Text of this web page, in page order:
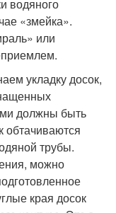
водяного
«змейка».
или
укладку досок,
должны быть
обтачиваются
трубы.
можно
края досок